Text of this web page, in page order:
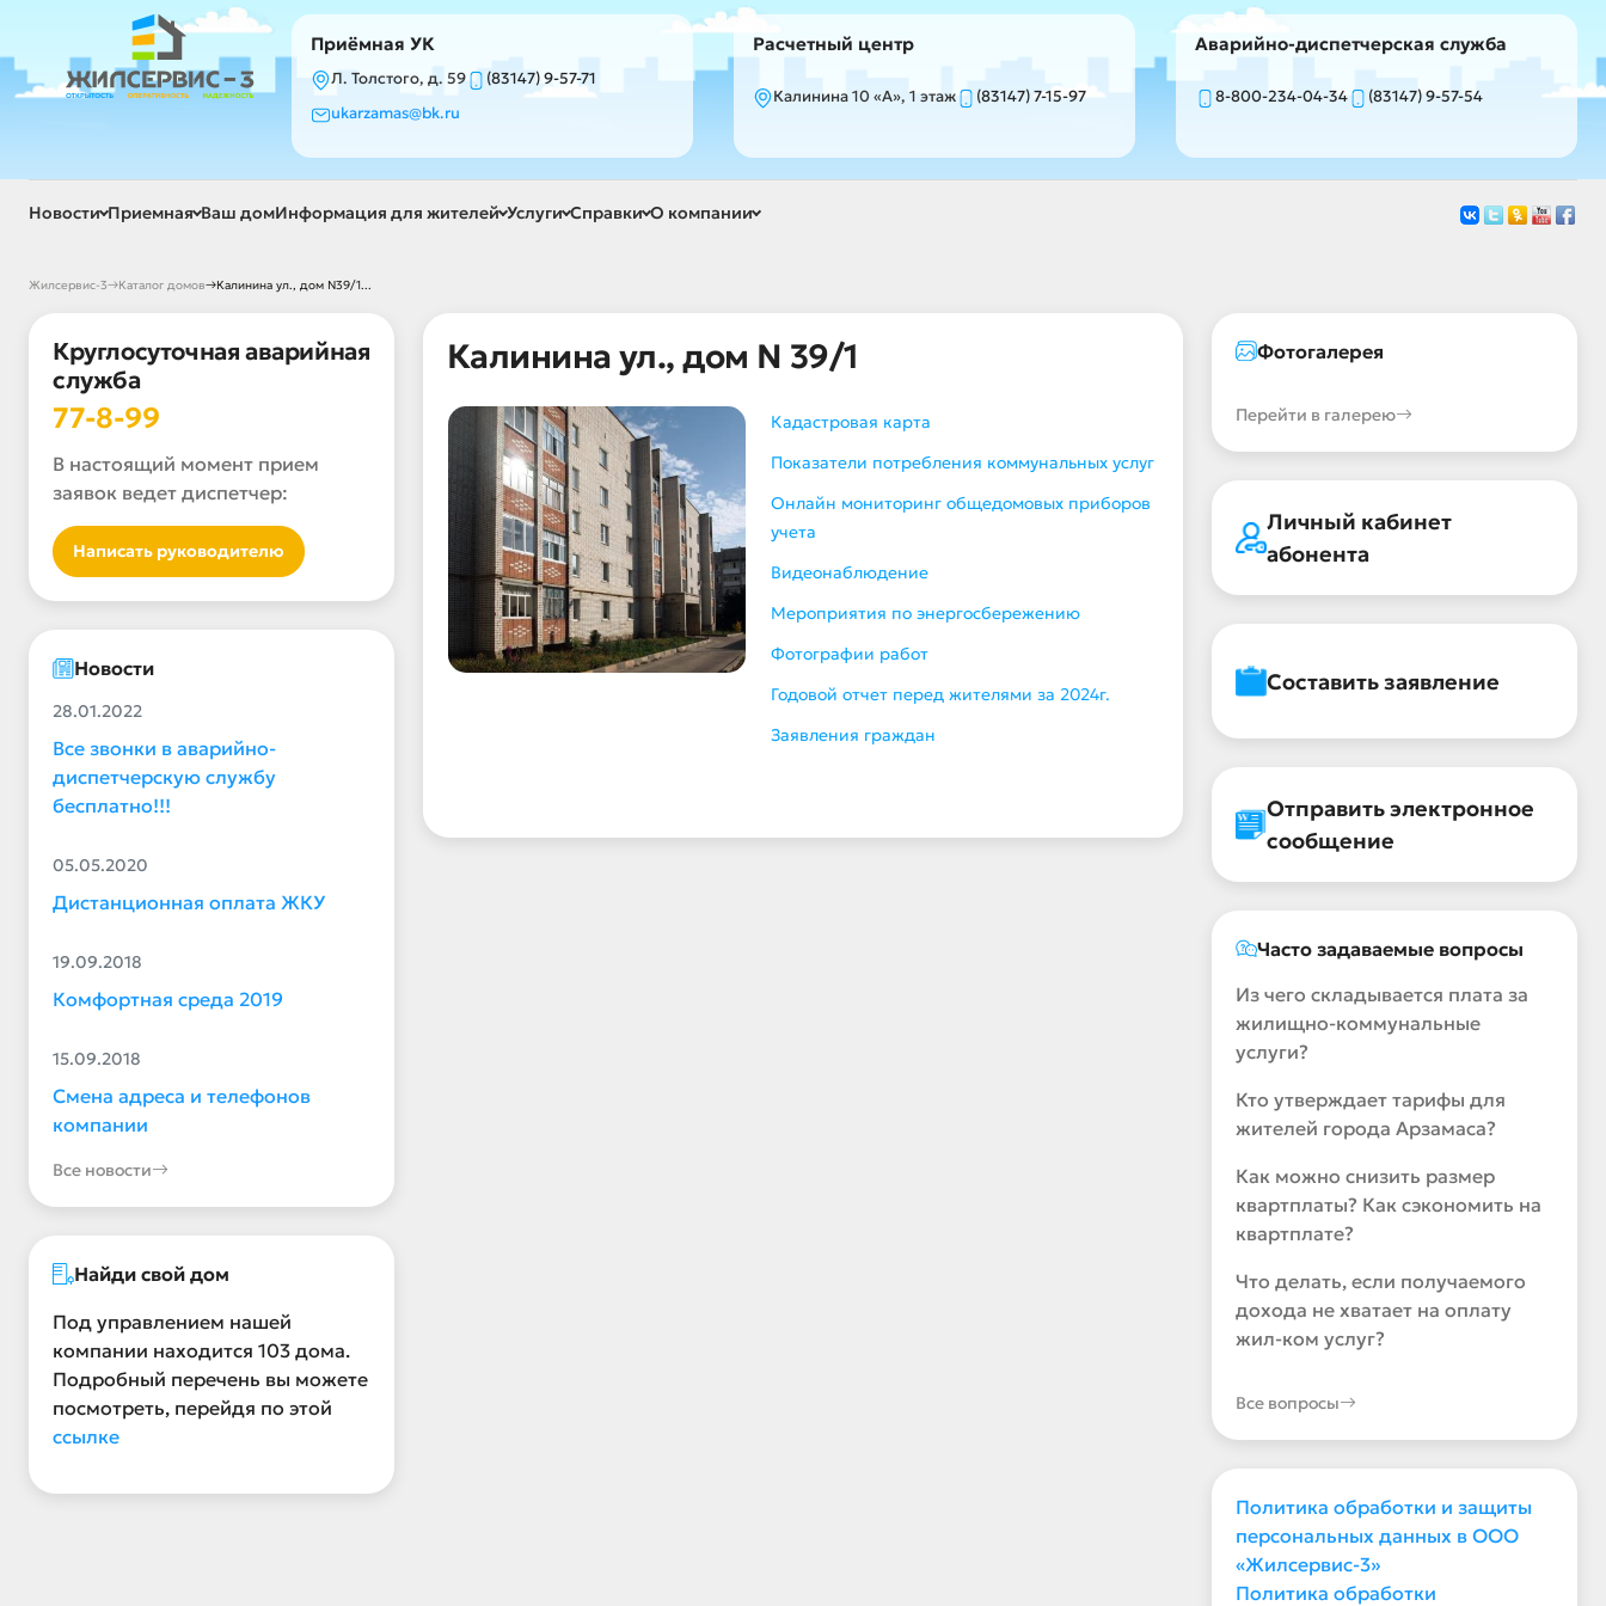
Приёмная УК
Л. Толстого, д. 59
(83147) 9-57-71
ukarzamas@bk.ru
Расчетный центр
Калинина 10 «А», 1 этаж (83147) 7-15-97
Аварийно-диспетчерская служба
8-800-234-04-34 (83147) 9-57-54
Новости Приемная Ваш домИнформация для жителей Услуги Справки О компании
Жилсервис-3→Каталог домов→Калинина ул., дом N39/1...
Круглосуточная аварийная
служба
77-8-99
В настоящий момент прием
заявок ведет диспетчер:
Написать руководителю
Новости
28.01.2022
Все звонки в аварийно-
диспетчерскую службу
бесплатно!!!
05.05.2020
Дистанционная оплата ЖКУ
19.09.2018
Комфортная среда 2019
15.09.2018
Смена адреса и телефонов
компании
Все новости
Найди свой дом
Под управлением нашей
компании находится 103 дома.
Подробный перечень вы можете
посмотреть, перейдя по этой
ссылке
Калинина ул., дом N 39/1
Кадастровая карта
Показатели потребления коммунальных услуг
Онлайн мониторинг общедомовых приборов
учета
Видеонаблюдение
Мероприятия по энергосбережению
Фотографии работ
Годовой отчет перед жителями за 2024г.
Заявления граждан
Фотогалерея
Перейти в галерею
Личный кабинет
абонента
Составить заявление
Отправить электронное
сообщение
Часто задаваемые вопросы
Из чего складывается плата за
жилищно-коммунальные
услуги?
Кто утверждает тарифы для
жителей города Арзамаса?
Как можно снизить размер
квартплаты? Как сэкономить на
квартплате?
Что делать, если получаемого
дохода не хватает на оплату
жил-ком услуг?
Все вопросы
Политика обработки и защиты
персональных данных в ООО
«Жилсервис-3»
Политика обработки